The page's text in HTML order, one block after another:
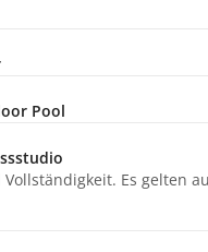
Pool
Es gelten